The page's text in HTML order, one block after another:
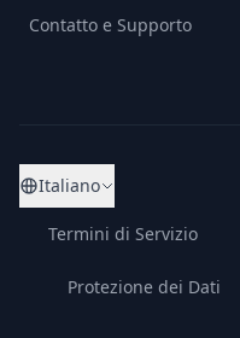
Contatto e Supporto
Italiano
Termini di Servizio
Protezione dei Dati